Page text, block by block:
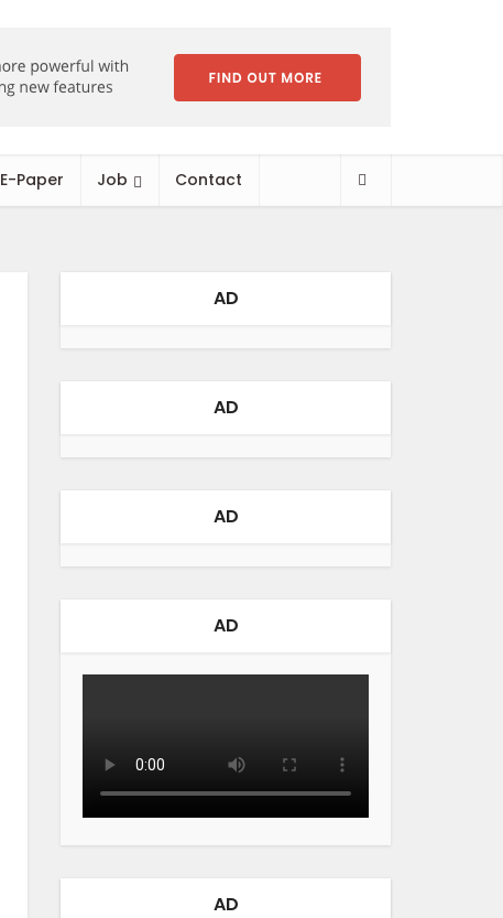
E-Paper Job Contact
AD
AD
AD
AD
AD